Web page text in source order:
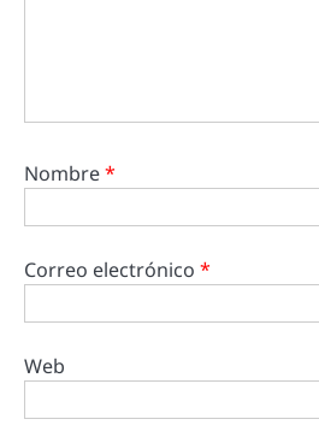
Nombre*
Correo electrónico *
Web